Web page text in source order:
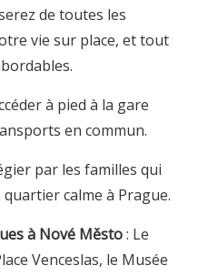
de toutes les
vie sur place, et tout
à pied à la gare
en commun.
par les familles qui
calme à Prague.
à Nové Město: Le
Venceslas, le Musée